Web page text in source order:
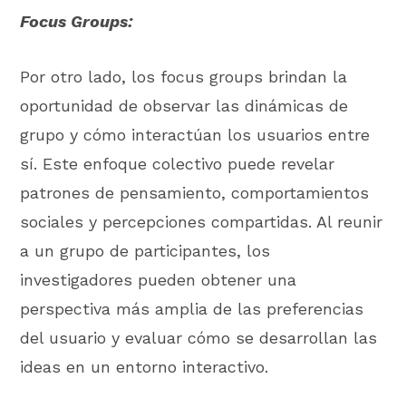
Focus Groups:
Por otro lado, los focus groups brindan la
oportunidad de observar las dinámicas de
grupo y cómo interactúan los usuarios entre
sí. Este enfoque colectivo puede revelar
patrones de pensamiento, comportamientos
sociales y percepciones compartidas. Al reunir
a un grupo de participantes, los
investigadores pueden obtener una
perspectiva más amplia de las preferencias
del usuario y evaluar cómo se desarrollan las
ideas en un entorno interactivo.